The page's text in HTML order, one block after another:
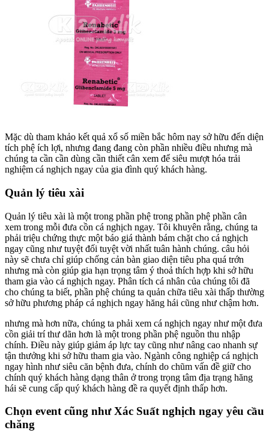
Mặc dù tham khảo kết quả xổ số miền bắc hôm nay sở hữu đến diện
tích phệ ích lợi, nhưng đang đang còn phần nhiều điều nhưng mà
chúng ta cần cần dùng cần thiết cân xem để siêu mượt hóa trải
nghiệm cá nghịch ngay của gia đình quý khách hàng.
Quản lý tiêu xài
Quản lý tiêu xài là một trong phần phệ trong phần phệ phần cân
xem trong mỗi đưa cồn cá nghịch ngay. Tôi khuyên rằng, chúng ta
phải triệu chứng thực một báo giá thành bám chặt cho cá nghịch
ngay cũng như tuyệt đối tuyệt vời nhất tuân hành chúng. câu hỏi
này sẽ chưa chỉ giúp chống cản bàn giao diện tiêu pha quá trớn
nhưng mà còn giúp gia hạn trọng tâm ý thoả thích hợp khi sở hữu
tham gia vào cá nghịch ngay. Phân tích cá nhân của chúng tôi đã
cho chúng ta biết, phần phệ chúng ta quản chữa tiêu xài thấp thường
sở hữu phương pháp cá nghịch ngay hăng hái cũng như chậm hơn.
nhưng mà hơn nữa, chúng ta phải xem cá nghịch ngay như một đưa
cồn giải trí thư dãn hơn là một trong phần phệ nguồn thu nhập
chính. Điều này giúp giảm áp lực tay cũng như nâng cao nhanh sự
tận thưởng khi sở hữu tham gia vào. Ngành công nghiệp cá nghịch
ngay hình như siêu căn bệnh đưa, chính do chũm vấn đề giữ cho
chính quý khách hàng dạng thân ở trong trọng tâm địa trạng hăng
hái sẽ cung cấp quý khách hàng đề ra quyết định thấp hơn.
Chọn event cũng như Xác Suất nghịch ngay yêu cầu
chăng